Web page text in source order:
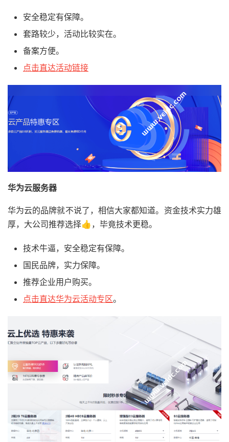
安全稳定有保障。
套路较少，活动比较实在。
备案方便。
点击直达活动链接
华为云服务器
华为云的品牌就不说了，相信大家都知道。资金技术实力雄
厚，大公司推荐选择👍，毕竟技术更稳。
技术牛逼，安全稳定有保障。
国民品牌，实力保障。
推荐企业用户购买。
点击直达华为云活动专区。